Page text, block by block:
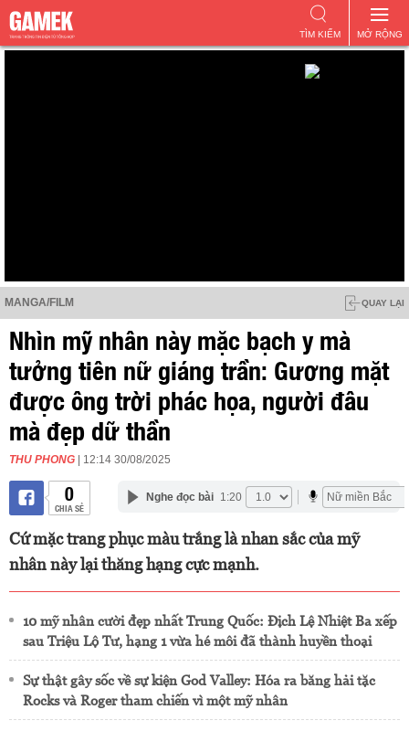
MỞ RỘNG
TÌM KIẾM
MANGA/FILM QUAY LẠI
Nhìn mỹ nhân này mặc bạch y mà
tưởng tiên nữ giáng trần: Gương mặt
được ông trời phác họa, người đâu
mà đẹp dữ thần
THU PHONG | 12:14 30/08/2025
0
CHIA SẺ
Nghe đọc bài 1:20
Cứ mặc trang phục màu trắng là nhan sắc của mỹ
nhân này lại thăng hạng cực mạnh.
10 mỹ nhân cười đẹp nhất Trung Quốc: Địch Lệ Nhiệt Ba xếp
sau Triệu Lộ Tư, hạng 1 vừa hé môi đã thành huyền thoại
Sự thật gây sốc về sự kiện God Valley: Hóa ra băng hải tặc
Rocks và Roger tham chiến vì một mỹ nhân